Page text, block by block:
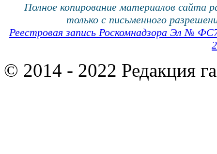
Полное копирование материалов сайта
только с письменного
Реестровая запись Роскомнадзора Эл №
© 2014 - 2022 Редакция